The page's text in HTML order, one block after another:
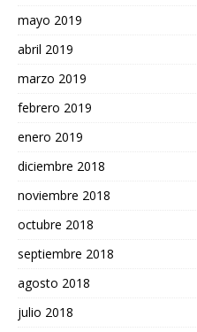
mayo 2019
abril 2019
marzo 2019
febrero 2019
enero 2019
diciembre 2018
noviembre 2018
octubre 2018
septiembre 2018
agosto 2018
julio 2018